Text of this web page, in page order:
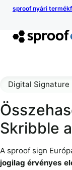
sproof nyári
Skribble
Digital
A sproof sign
jogilag érvényes